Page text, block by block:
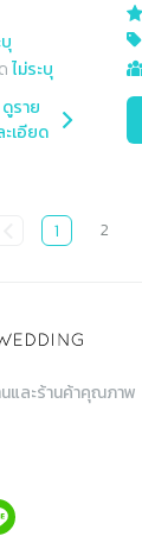
ไม่ระบุ
ดูราย
ะเอียด
1 2
และร้านค้าคุณภาพ